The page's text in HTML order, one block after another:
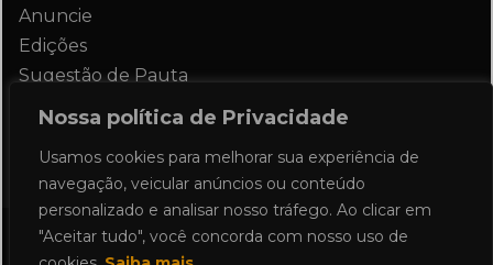
Nossa política de Privacidade
Usamos cookies para melhorar sua experiência de
navegação, veicular anúncios ou conteúdo
personalizado e analisar nosso tráfego. Ao clicar em
"Aceitar tudo", você concorda com nosso uso de
Anuncie
Edições
Sugestão de Pauta
Contato
Todos os direitos reservados 2024.